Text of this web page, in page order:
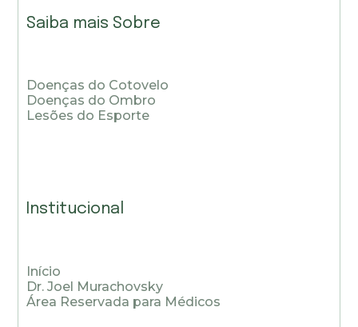
Saiba mais Sobre
Doenças do Cotovelo
Doenças do Ombro
Lesões do Esporte
Institucional
Início
Dr. Joel Murachovsky
Área Reservada para Médicos